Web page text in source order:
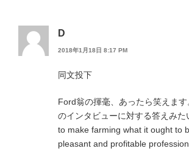
D
2018年1月18日 8:17 PM
同文投下
Ford翁の揮毫、あったら笑えま
のインタビューに対する答えみた
to make farming what it ought to
pleasant and profitable